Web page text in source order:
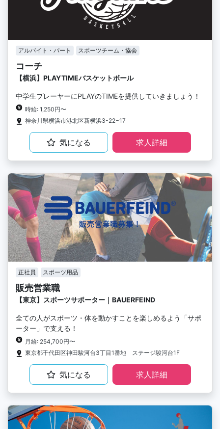
アルバイト・パート スポーツチーム・協会
コーチ
【横浜】PLAYTIMEバスケットボール
中学生プレーヤーにPLAYのTIMEを提供していきましょう！
時給: 1,250円〜
神奈川県横浜市港北区新横浜3-22−17
気になる 求人詳細
正社員 スポーツ用品
販売営業職
【東京】スポーツサポーター｜BAUERFEIND
全ての人がスポーツ・体を動かすことを楽しめるよう「サポ
ーター」で支える！
月給: 254,700円〜
東京都千代田区神田駿河台3丁目1番地 ステージ駿河台1F
気になる 求人詳細